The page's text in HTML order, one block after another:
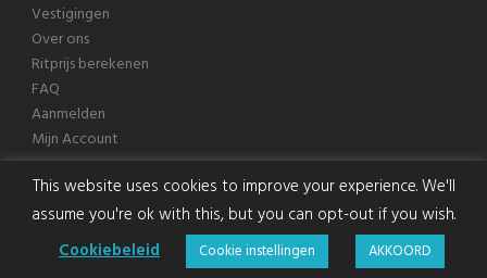
Vestigingen
Over ons
Ritprijs berekenen
FAQ
Aanmelden
Mijn Account
Copyright © 2026 Europcab B.V. Alle rechten voorbehouden
Voorwaarden|Privacy Disclaimer|Cookies
This website uses cookies to improve your experience. We'll
assume you're ok with this, but you can opt-out if you wish.
Cookiebeleid
Cookie instellingen AKKOORD